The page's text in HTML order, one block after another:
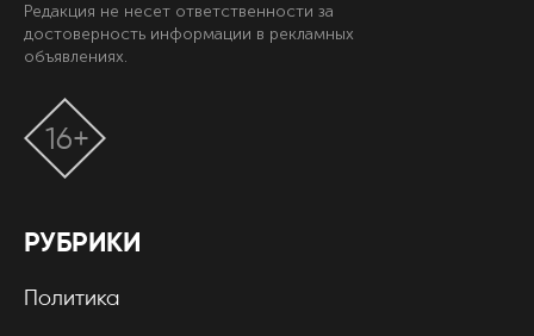
Редакция не несет ответственности за
достоверность информации в рекламных
объявлениях.
РУБРИКИ
Политика
16+